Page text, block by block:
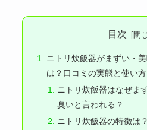
目次
ニトリ炊飯器がまずい・
は？口コミの実態と使い方
ニトリ炊飯器はなぜま
臭いと言われる？
ニトリ炊飯器の特徴は